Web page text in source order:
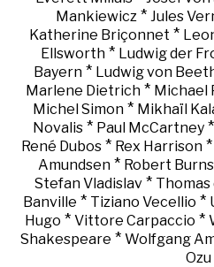
Mankiewicz * Jules
Katherine Briçonnet *
Ellsworth* Ludwig der
Bayern* Ludwig von
Marlene Dietrich* Michael
Michel Simon * Mikhaïl
Novalis* Paul McCartney*
René Dubos* Rex Harrison*
Amundsen* Robert Burns
Stefan Vladislav * Thomas
Banville * Tiziano Vecellio *
Hugo * Vittore Carpaccio *
Shakespeare * Wolfgang
Ozu